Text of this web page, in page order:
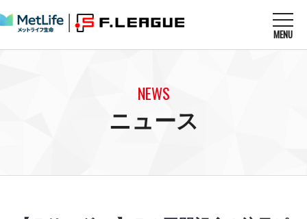
MENU
U-23選抜
NEWS
ニュース